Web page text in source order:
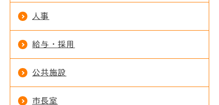
人事
給与・採用
公共施設
市長室